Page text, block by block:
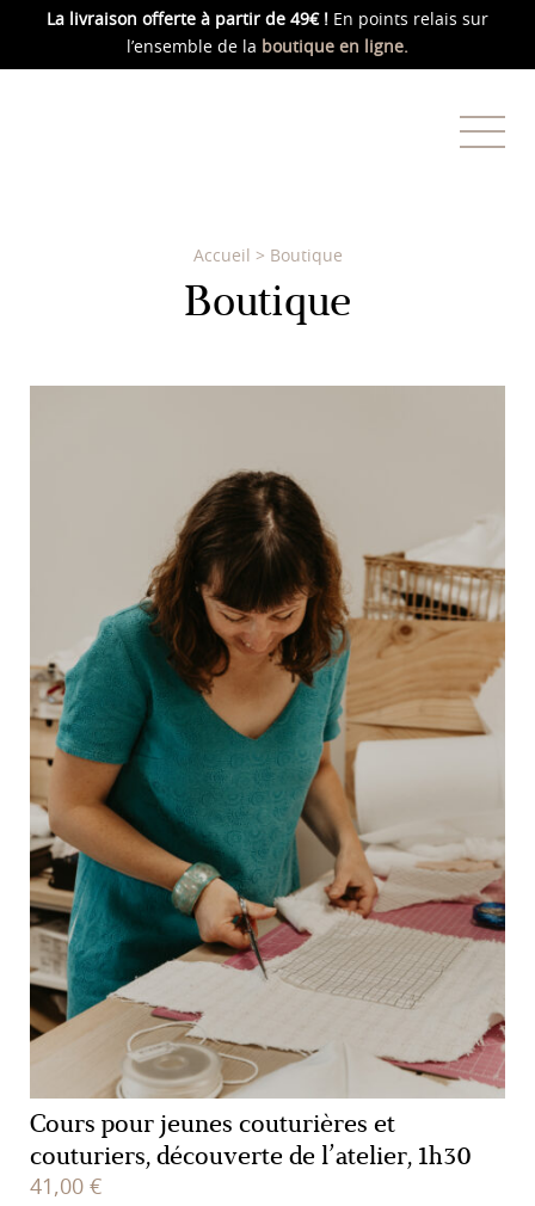
La livraison offerte à partir de 49€ ! En points relais sur
l’ensemble de la boutique en ligne.
Accueil > Boutique
Boutique
Cours pour jeunes couturières et
couturiers, découverte de l’atelier, 1h30
41,00 €